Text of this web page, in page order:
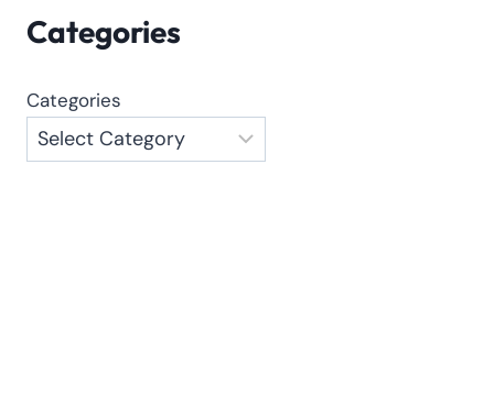
Categories
Categories